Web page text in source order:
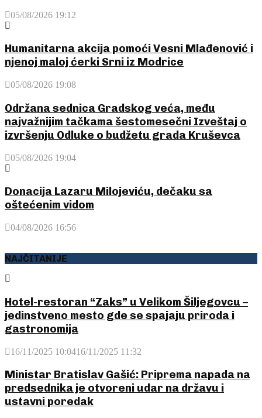
05/08/2026 19:12
Humanitarna akcija pomoći Vesni Mlađenović i
njenoj maloj ćerki Srni iz Modrice
05/08/2026 19:08
Održana sednica Gradskog veća, među
najvažnijim tačkama šestomesečni Izveštaj o
izvršenju Odluke o budžetu grada Kruševca
05/08/2026 19:04
Donacija Lazaru Milojeviću, dečaku sa
oštećenim vidom
04/08/2026 16:56
NAJČITANIJE
Hotel-restoran “Zaks” u Velikom Šiljegovcu –
jedinstveno mesto gde se spajaju priroda i
gastronomija
16/11/2025 10:0416/11/2025 11:32
Ministar Bratislav Gašić: Priprema napada na
predsednika je otvoreni udar na državu i
ustavni poredak